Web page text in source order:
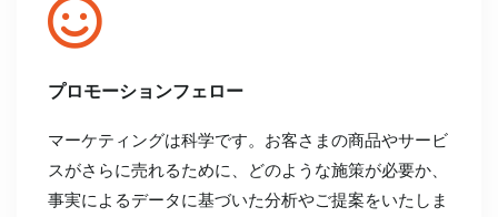
プロモーションフェロー
マーケティングは科学です。お客さまの商品やサービ
スがさらに売れるために、どのような施策が必要か、
事実によるデータに基づいた分析やご提案をいたしま